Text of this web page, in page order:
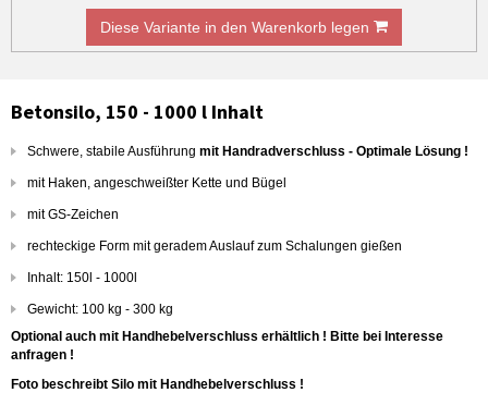
Diese Variante in den Warenkorb legen
Betonsilo, 150 - 1000 l Inhalt
Schwere, stabile Ausführung mit Handradverschluss - Optimale Lösung !
mit Haken, angeschweißter Kette und Bügel
mit GS-Zeichen
rechteckige Form mit geradem Auslauf zum Schalungen gießen
Inhalt: 150l - 1000l
Gewicht: 100 kg - 300 kg
Optional auch mit Handhebelverschluss erhältlich ! Bitte bei Interesse
anfragen !
Foto beschreibt Silo mit Handhebelverschluss !